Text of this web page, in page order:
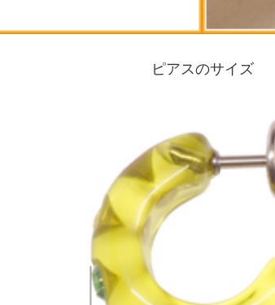
ピアスのサイズ